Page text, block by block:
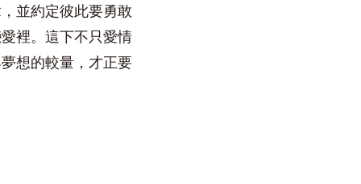
並約定彼此要勇敢
裡。這下不只愛情
想的較量，才正要